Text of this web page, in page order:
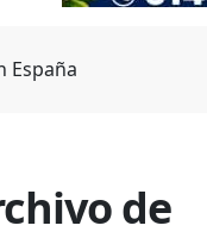
España
de